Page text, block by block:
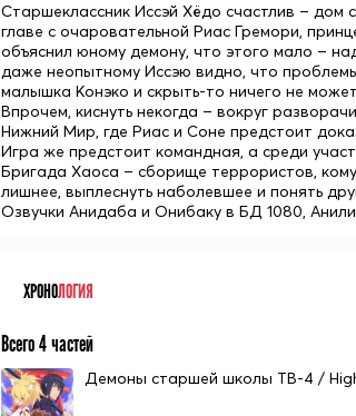
Старшеклассник Иссэй Хёдо счастлив – дом
главе с очаровательной Риас Гремори,
объяснил юному демону, что этого мало –
даже неопытному Иссэю видно, что
малышка Конэко и скрыть-то ничего не
Впрочем, киснуть некогда – вокруг
Нижний Мир, где Риас и Соне предстоит
Игра же предстоит командная, а среди
Бригада Хаоса – сборище террористов,
лишнее, выплеснуть наболевшее и понять
Озвучки Анидаба и Онибаку в БД 1080,
ХРОНОЛОГИЯ
Всего 4 частей
Демоны старшей школы ТВ-4 /